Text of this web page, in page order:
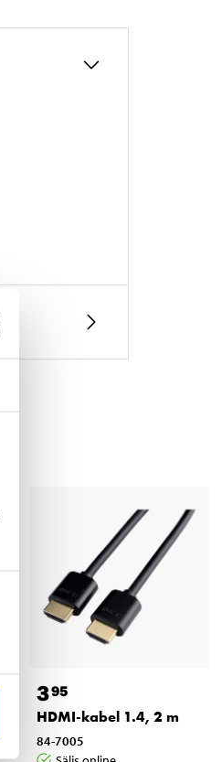
395
HDMI-kabel 1.4, 2 m
84-7005